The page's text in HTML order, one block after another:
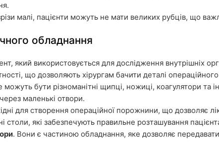
малі, пацієнти можуть не мати великих рубців, що
обладнання
який використовується для дослідження внутрішніх
що дозволяють хірургам бачити деталі
можуть бути різноманітні щипці, ножиці, коагулятори та
маленькі отвори.
для створення операційної порожнини, що дозволяє
столи, які забезпечують правильне розташування
. Вони є частиною обладнання, яке дозволяє